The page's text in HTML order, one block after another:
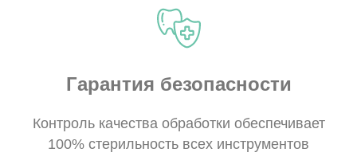
Гарантия безопасности
Контроль качества обработки обеспечивает
100% стерильность всех инструментов